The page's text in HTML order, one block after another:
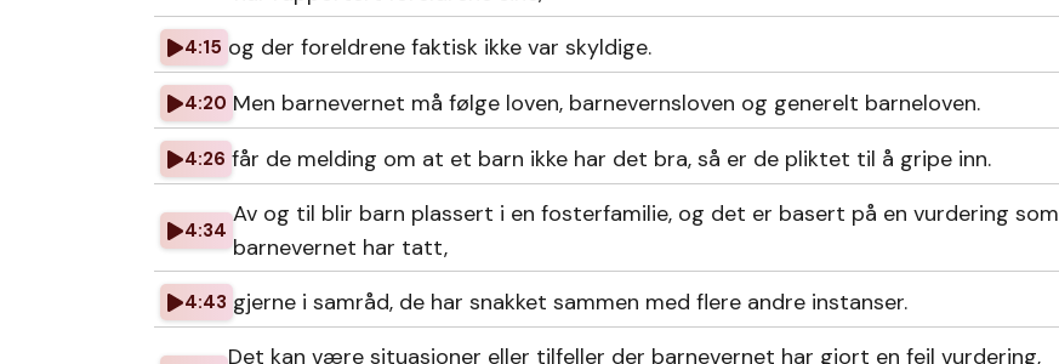
4:15 og der foreldrene faktisk ikke var skyldige.
4:20 Men barnevernet må følge loven, barnevernsloven og generelt barneloven.
4:26 får de melding om at et barn ikke har det bra, så er de pliktet til å gripe inn.
4:34
Av og til blir barn plassert i en fosterfamilie, og det er basert på en vurdering som
barnevernet har tatt,
4:43 gjerne i samråd, de har snakket sammen med flere andre instanser.
Det kan være situasjoner eller tilfeller der barnevernet har gjort en feil vurdering,